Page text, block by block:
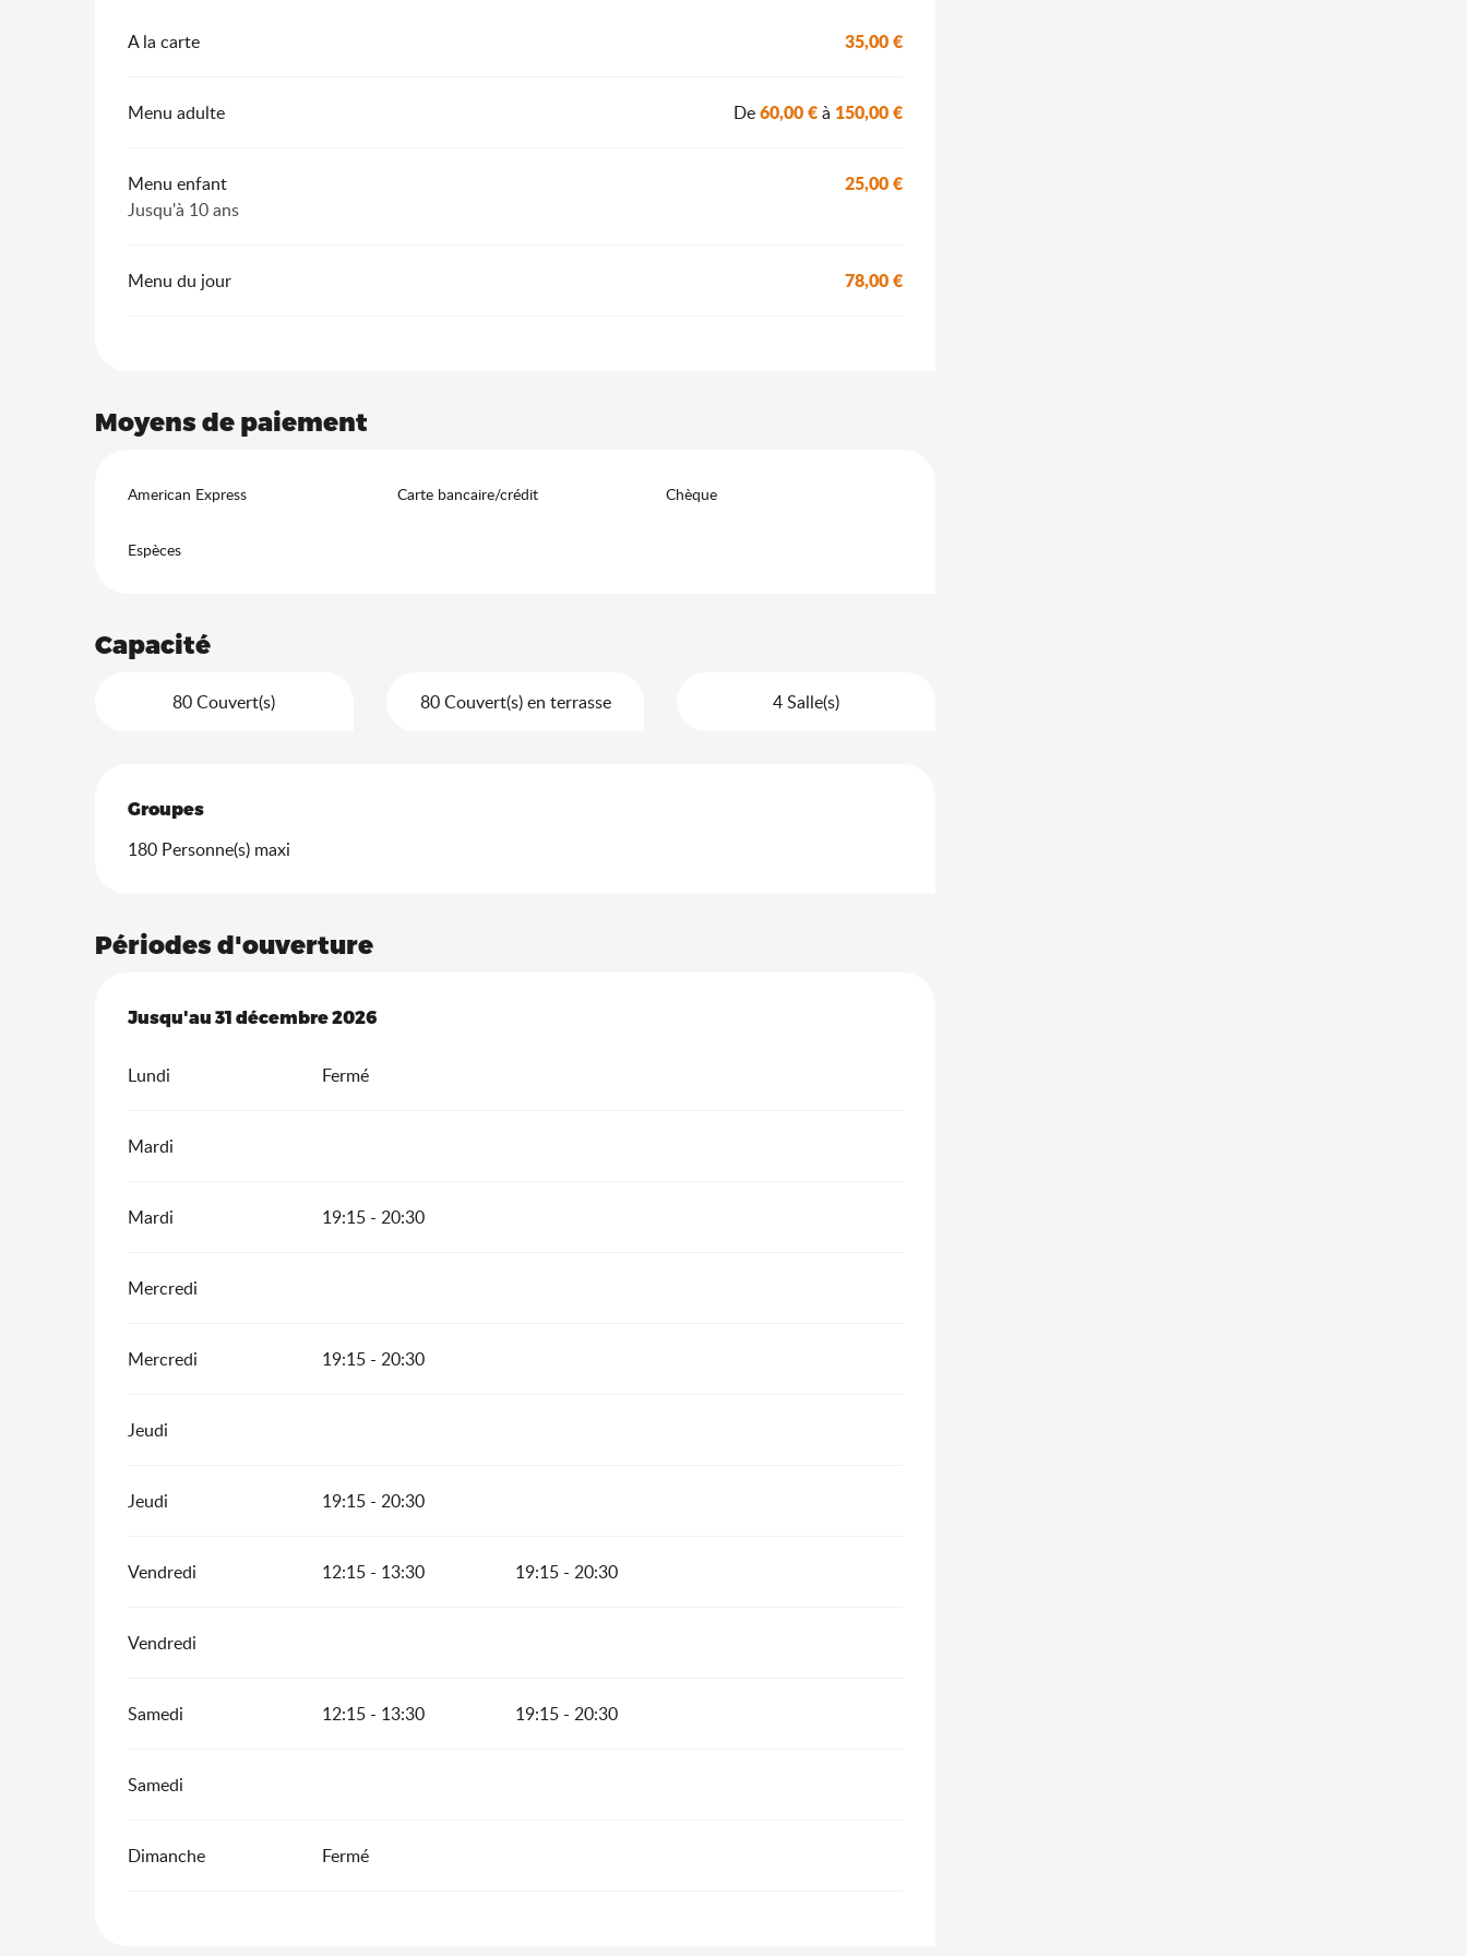
A la carte 35,00 €
Menu adulte De60,00 €à 150,00 €
Menu enfant
Jusqu'à 10 ans
25,00 €
Menu du jour 78,00 €
Moyens de paiement
American Express Carte bancaire/crédit Chèque
Espèces
Capacité
80 Couvert(s) 80 Couvert(s) en terrasse 4 Salle(s)
Groupes
Groupes
180 Personne(s) maxi
Périodes d'ouverture
Du6 janvier 2026au31 décembre 2026
Jusqu'au 31 décembre 2026
Lundi Fermé
Mardi
Mardi 19:15 - 20:30
Mercredi
Mercredi 19:15 - 20:30
Jeudi
Jeudi 19:15 - 20:30
Vendredi 12:15 - 13:30 19:15 - 20:30
Vendredi
Samedi 12:15 - 13:30 19:15 - 20:30
Samedi
Dimanche Fermé